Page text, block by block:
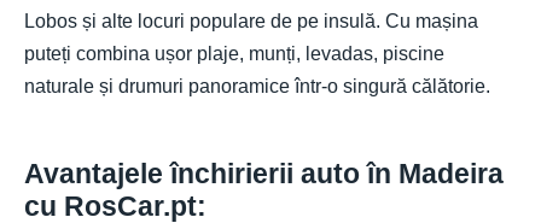
Lobos și alte locuri populare de pe insulă. Cu mașina
puteți combina ușor plaje, munți, levadas, piscine
naturale și drumuri panoramice într-o singură călătorie.
Avantajele închirierii auto în Madeira
cu RosCar.pt: